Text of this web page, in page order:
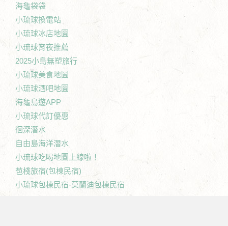
海龜袋袋
小琉球換電站
小琉球冰店地圖
小琉球宵夜推薦
2025小島無塑旅行
小琉球美食地圖
小琉球酒吧地圖
海龜島遊APP
小琉球代訂優惠
徊深潛水
自由島海洋潛水
小琉球吃喝地圖上線啦！
苞棧旅宿(包棟民宿)
小琉球包棟民宿-莫蘭迪包棟民宿